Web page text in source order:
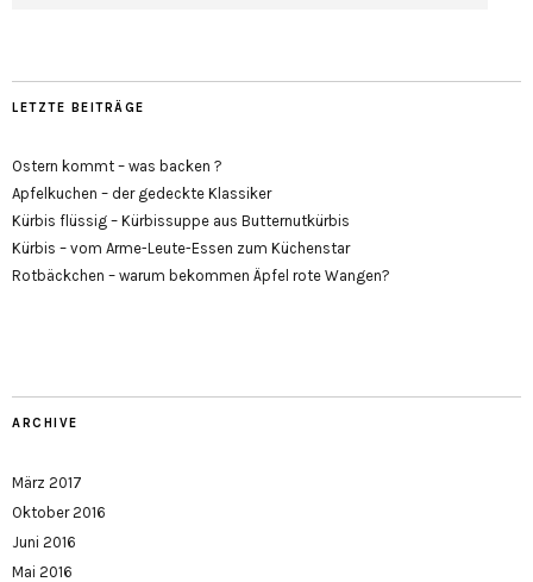
LETZTE BEITRÄGE
Ostern kommt – was backen ?
Apfelkuchen – der gedeckte Klassiker
Kürbis flüssig – Kürbissuppe aus Butternutkürbis
Kürbis – vom Arme-Leute-Essen zum Küchenstar
Rotbäckchen – warum bekommen Äpfel rote Wangen?
ARCHIVE
März 2017
Oktober 2016
Juni 2016
Mai 2016